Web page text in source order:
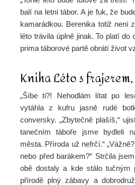
balí na letní tábor. A je fuk, že
kamarádkou. Berenika totiž není
léto trávila úplně jinak. To platí
prima táborové partě obrátí život
Kniha Léto s
„Šíbe ti?! Nehodlám lítat po
vytáhla z kufru jasně rudé
conversky. „Zbytečně plašíš,“
tanečním táboře jsme bydleli
města. Příroda už nefrčí.“
nebo před barákem?“ Strčila
obě dostaly a kde stálo
přírodě plný zábavy a